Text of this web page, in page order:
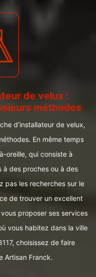
de velux :
méthodes
d’installateur de velux,
En même temps
oreille, qui consiste à
à des proches ou à des
pas les recherches sur le
de trouver un excellent
proposer ses services
vous habitez dans la ville
choisissez de faire
Artisan Franck.